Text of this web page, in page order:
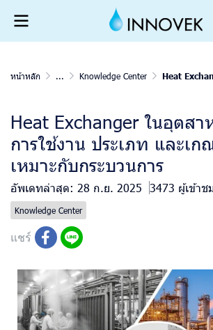
หน้าหลัก ... Knowledge Center Heat Exchanger ในอุตสาหกรรม หลั
Heat Exchanger ในอุตสา
การใช้งาน ประเภท และเ
เหมาะกับกระบวนการ
อัพเดทล่าสุด: 28 ก.ย. 2025 3473 ผู้เข้าช
Knowledge Center
แชร์